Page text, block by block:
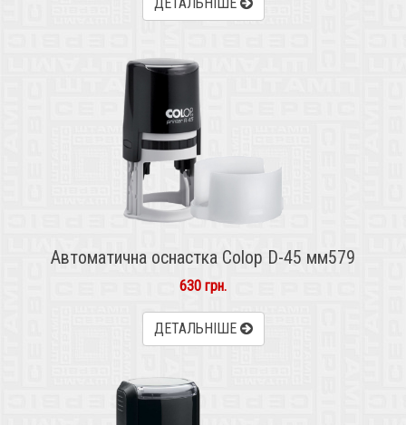
ДЕТАЛЬНІШЕ
Автоматична оснастка Colop D-45 мм579
630 грн.
ДЕТАЛЬНІШЕ